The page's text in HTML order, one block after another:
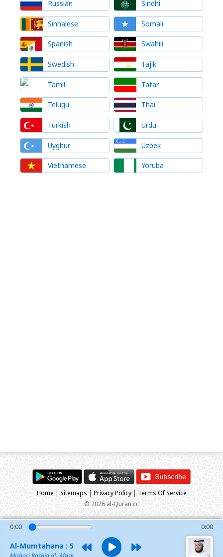
Russian Sindhi
Sinhalese Somali
Spanish Swahili
Swedish Tajik
Tamil Tatar
Telugu Thai
Turkish Urdu
Uyghur Uzbek
Vietnamese Yoruba
0:00 0:00
Al-Mumtahana : 5
Home | Sitemaps | Privacy Policy| Terms Of Service
© 2026 al-Quran.cc